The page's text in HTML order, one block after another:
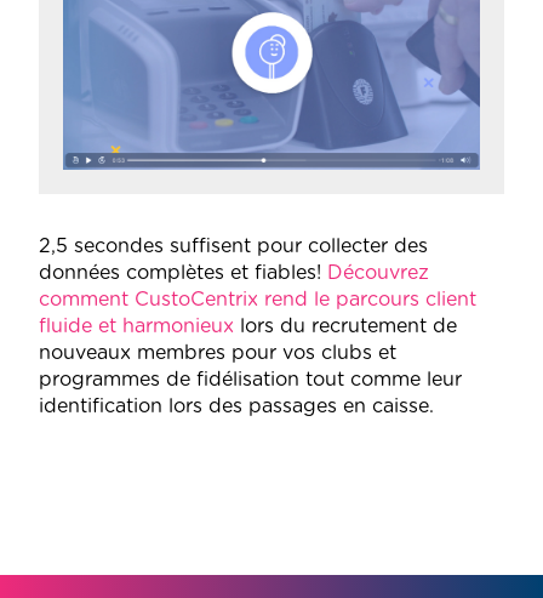
2,5 secondes suffisent pour collecter des
données complètes et fiables! Découvrez
comment CustoCentrix rend le parcours client
fluide et harmonieux lors du recrutement de
nouveaux membres pour vos clubs et
programmes de fidélisation tout comme leur
identification lors des passages en caisse.